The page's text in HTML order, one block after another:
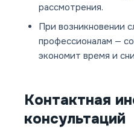
рассмотрения.
При возникновении
профессионалам —
экономит время и
Контактная
консультаций